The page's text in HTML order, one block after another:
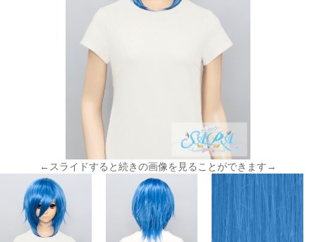
←スライドすると続きの画像を見ることができます→